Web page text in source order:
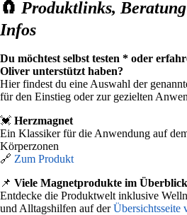
🧲 Produktlinks,
Infos
Du möchtest selbst testen * oder
Oliver unterstützt haben?
Hier findest du eine Auswahl der
für den Einstieg oder zur gezielten
💓 Herzmagnet
Ein Klassiker für die Anwendung auf
Körperzonen
🔗 Zum Produkt
📌 Viele Magnetprodukte im Überblick
Entdecke die Produktwelt inklusive
und Alltagshilfen auf der